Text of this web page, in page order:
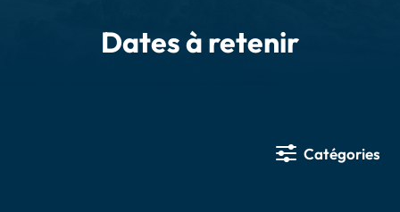
Dates à retenir
Catégories